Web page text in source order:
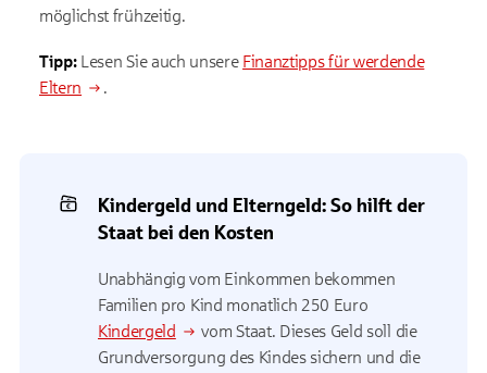
möglichst frühzeitig.
Tipp:Lesen Sie auch unsere Finanztipps für werdende
Eltern
.
Kindergeld und Elterngeld: So hilft der
Staat bei den Kosten
Unabhängig vom Einkommen bekommen
Familien pro Kind monatlich 250 Euro
Kindergeld
vom Staat. Dieses Geld soll die
Grundversorgung des Kindes sichern und die